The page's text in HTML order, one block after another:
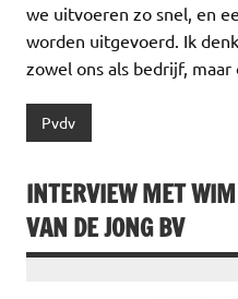
we uitvoeren zo snel, en
worden uitgevoerd. Ik
zowel ons als bedrijf, maar
Pvdv
INTERVIEW MET
VAN DE JONG BV